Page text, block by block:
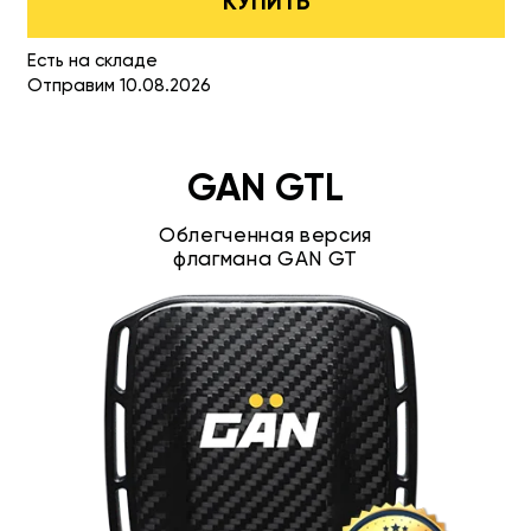
Есть на складе
Отправим 10.08.2026
GAN GTL
Облегченная версия
флагмана GAN GT